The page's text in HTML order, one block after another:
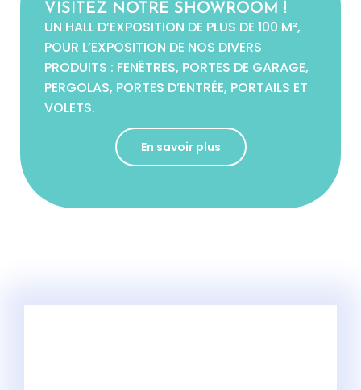
VISITEZ NOTRE SHOWROOM !
UN HALL D’EXPOSITION DE PLUS DE 100 M²,
POUR L’EXPOSITION DE NOS DIVERS
PRODUITS : FENÊTRES, PORTES DE GARAGE,
PERGOLAS, PORTES D’ENTRÉE, PORTAILS ET
VOLETS.
En savoir plus